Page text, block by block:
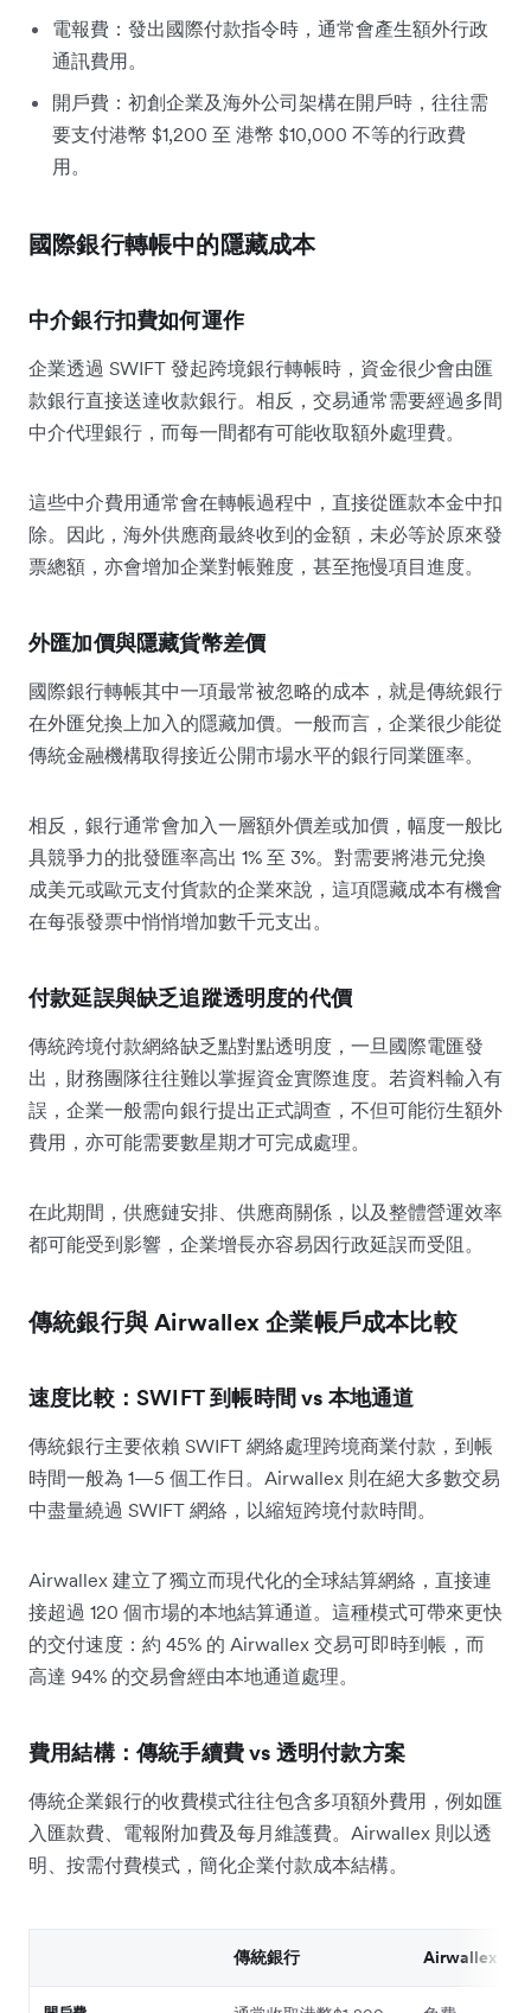
電報費：發出國際付款指令時，通常會產生額外行政
通訊費用。
開戶費：初創企業及海外公司架構在開戶時，往往需
要支付港幣 $1,200 至 港幣 $10,000 不等的行政費
用。
國際銀行轉帳中的隱藏成本
中介銀行扣費如何運作
企業透過 SWIFT 發起跨境銀行轉帳時，資金很少會由匯
款銀行直接送達收款銀行。相反，交易通常需要經過多間
中介代理銀行，而每一間都有可能收取額外處理費。
這些中介費用通常會在轉帳過程中，直接從匯款本金中扣
除。因此，海外供應商最終收到的金額，未必等於原來發
票總額，亦會增加企業對帳難度，甚至拖慢項目進度。
外匯加價與隱藏貨幣差價
國際銀行轉帳其中一項最常被忽略的成本，就是傳統銀行
在外匯兌換上加入的隱藏加價。一般而言，企業很少能從
傳統金融機構取得接近公開市場水平的銀行同業匯率。
相反，銀行通常會加入一層額外價差或加價，幅度一般比
具競爭力的批發匯率高出 1% 至 3%。對需要將港元兌換
成美元或歐元支付貨款的企業來說，這項隱藏成本有機會
在每張發票中悄悄增加數千元支出。
付款延誤與缺乏追蹤透明度的代價
傳統跨境付款網絡缺乏點對點透明度，一旦國際電匯發
出，財務團隊往往難以掌握資金實際進度。若資料輸入有
誤，企業一般需向銀行提出正式調查，不但可能衍生額外
費用，亦可能需要數星期才可完成處理。
在此期間，供應鏈安排、供應商關係，以及整體營運效率
都可能受到影響，企業增長亦容易因行政延誤而受阻。
傳統銀行與 Airwallex 企業帳戶成本比較
速度比較：SWIFT 到帳時間 vs 本地通道
傳統銀行主要依賴 SWIFT 網絡處理跨境商業付款，到帳
時間一般為 1—5 個工作日。Airwallex 則在絕大多數交易
中盡量繞過 SWIFT 網絡，以縮短跨境付款時間。
Airwallex 建立了獨立而現代化的全球結算網絡，直接連
接超過 120 個市場的本地結算通道。這種模式可帶來更快
的交付速度：約 45% 的 Airwallex 交易可即時到帳，而
高達 94% 的交易會經由本地通道處理。
費用結構：傳統手續費 vs 透明付款方案
傳統企業銀行的收費模式往往包含多項額外費用，例如匯
入匯款費、電報附加費及每月維護費。Airwallex 則以透
明、按需付費模式，簡化企業付款成本結構。
傳統銀行 Airwallex 企